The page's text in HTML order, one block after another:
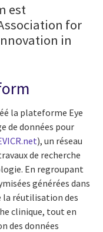
est
for
in
la plateforme Eye
de données pour
), un réseau
de recherche
En regroupant
générées dans
réutilisation des
clinique, tout en
des données